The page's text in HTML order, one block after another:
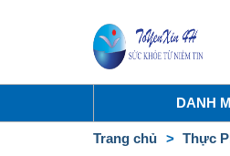
DANH
Trang chủ Thực